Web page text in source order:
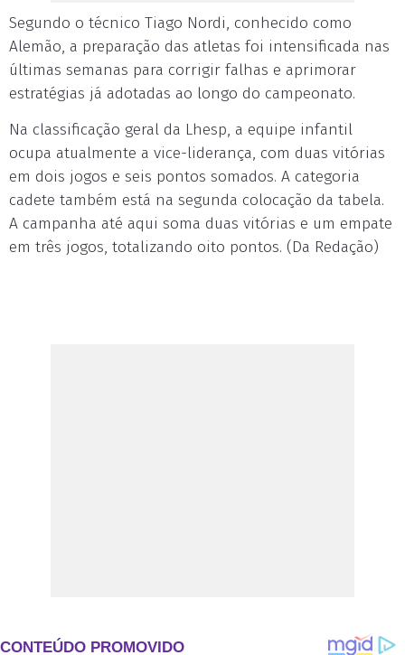
Segundo o técnico Tiago Nordi, conhecido como
Alemão, a preparação das atletas foi intensificada nas
últimas semanas para corrigir falhas e aprimorar
estratégias já adotadas ao longo do campeonato.
Na classificação geral da Lhesp, a equipe infantil
ocupa atualmente a vice-liderança, com duas vitórias
em dois jogos e seis pontos somados. A categoria
cadete também está na segunda colocação da tabela.
A campanha até aqui soma duas vitórias e um empate
em três jogos, totalizando oito pontos. (Da Redação)